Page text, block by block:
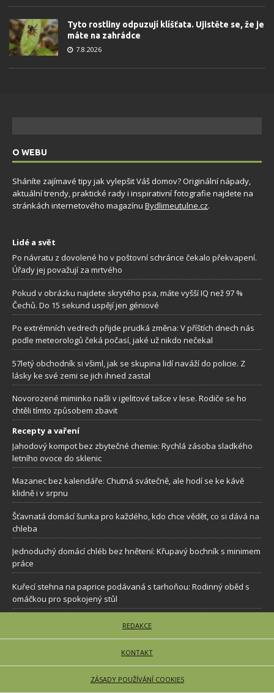
Tyto rostliny odpuzují klíšťata. Ujistěte se, že je
máte na zahrádce
7.8.2026
O WEBU
Sháníte zajímavé tipy jak vylepšit Váš domov? Originální nápady,
aktuální trendy, praktické rady i inspirativní fotografie najdete na
stránkách internetového magazínu Bydlimeutulne.cz.
Lidé a svět
Po návratu z dovolené ho v poštovní schránce čekalo překvapení.
Úřady jej považují za mrtvého
Pokud v obrázku najdete skrytého psa, máte vyšší IQ než 97 %
Čechů. Do 15 sekund uspějí jen géniové
Po extrémních vedrech přijde prudká změna: V příštích dnech nás
podle meteorologů čeká počasí, jaké už nikdo nečekal
57letý obchodník si všiml, jak se skupina lidí naváží do policie. Z
lásky ke své zemi se jich ihned zastal
Novorozené miminko našli v igelitové tašce v lese. Rodiče se ho
chtěli tímto způsobem zbavit
Recepty a vaření
Jahodový kompot bez zbytečné chemie: Rychlá zásoba sladkého
letního ovoce do sklenic
Mazanec bez kalendáře: Chutná svátečně, ale hodí se ke kávě
klidně i v srpnu
Šťavnatá domácí šunka pro každého, kdo chce vědět, co si dává na
chleba
Jednoduchý domácí chléb bez hnětení: Křupavý bochník s minimem
práce
Kuřecí stehna na paprice podávaná s tarhoňou: Rodinný oběd s
omáčkou pro spokojený stůl
REDAKCE
KONTAKT
ZÁSADY POUŽÍVÁNÍ COOKIES